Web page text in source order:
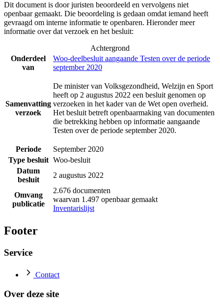
Dit document is door juristen beoordeeld en vervolgens niet
openbaar gemaakt. Die beoordeling is gedaan omdat iemand heeft
gevraagd om interne informatie te openbaren. Hieronder meer
informatie over dat verzoek en het besluit:
Achtergrond
Onderdeel
van
Woo-deelbesluit aangaande Testen over de periode
september 2020
Samenvatting
verzoek
De minister van Volksgezondheid, Welzijn en Sport
heeft op 2 augustus 2022 een besluit genomen op
verzoeken in het kader van de Wet open overheid.
Het besluit betreft openbaarmaking van documenten
die betrekking hebben op informatie aangaande
Testen over de periode september 2020.
Periode
September 2020
Type besluit Woo-besluit
Datum
besluit
2 augustus 2022
Omvang
publicatie
2.676 documenten
waarvan 1.497 openbaar gemaakt
Inventarislijst
Footer
Service
Contact
Over deze site